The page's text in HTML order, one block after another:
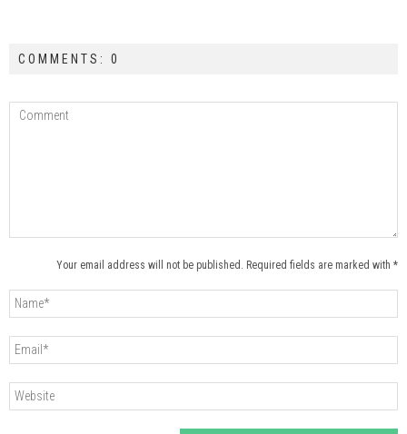
COMMENTS: 0
Your email address will not be published. Required fields are marked with *